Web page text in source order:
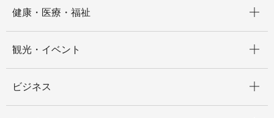
健康・医療・福祉
観光・イベント
ビジネス